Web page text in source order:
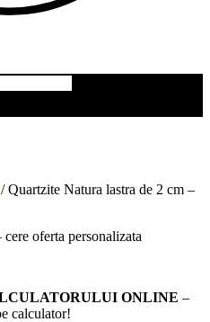
/ Quartzite Natura lastra de 2 cm –
oferta personalizata
ONLINE –
calculator!